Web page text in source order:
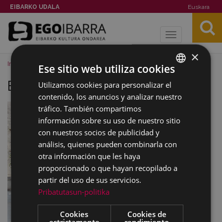
EIBARKO UDALA Euskara
Toggle
Inicio Imágenes BEK lorategi bittor sarasketa 1
BEK lorategi bittor sarasketa 1
BASQUE
SPANISH
×
Ese sitio web utiliza cookies
Utilizamos cookies para personalizar el
contenido, los anuncios y analizar nuestro
tráfico. También compartimos
información sobre su uso de nuestro sitio
con nuestros socios de publicidad y
análisis, quienes pueden combinarla con
otra información que les haya
proporcionado o que hayan recopilado a
partir del uso de sus servicios.
Pribatutasun-politika
Cookies
Cookies de